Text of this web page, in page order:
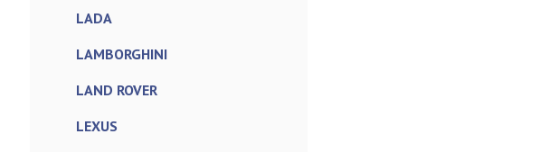
LADA
LAMBORGHINI
LAND ROVER
LEXUS